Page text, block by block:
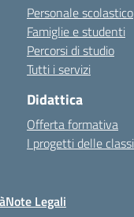
Personale scolastico
Famiglie e studenti
Percorsi di studio
Tutti i servizi
Didattica
Offerta formativa
I progetti delle classi
Note Legali